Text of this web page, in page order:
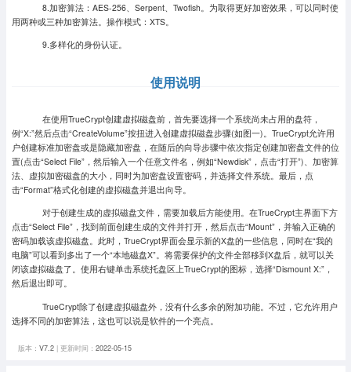
8.加密算法：AES-256、Serpent、Twofish。为取得更好加密效果，可以同时使
用两种或三种加密算法。操作模式：XTS。
9.多样化的身份认证。
使用说明
在使用TrueCrypt创建虚拟磁盘前，首先要选择一个系统尚未占用的盘符，
例“X:”然后点击“CreateVolume”按扭进入创建虚拟磁盘步骤(如图一)。TrueCrypt允许用
户创建标准加密盘或是隐藏加密盘，在随后的向导步骤中依次指定创建加密盘文件的位
置(点击“Select File”，然后输入一个任意文件名，例如“Newdisk”，点击“打开”)、加密算
法、虚拟加密磁盘的大小，同时为加密盘设置密码，并选择文件系统。最后，点
击“Format”格式化创建的虚拟磁盘并退出向导。
对于创建生成的虚拟磁盘文件，需要加载后方能使用。在TrueCrypt主界面下方
点击“Select File”，找到前面创建生成的文件并打开，然后点击“Mount”，并输入正确的
密码加载该虚拟磁盘。此时，TrueCrypt界面会显示新的X盘的一些信息，同时在“我的
电脑”可以看到多出了一个“本地磁盘X”。将需要保护的文件全部移到X盘后，就可以关
闭该虚拟磁盘了。使用右键单击系统托盘区上TrueCrypt的图标，选择“Dismount X:”，
然后退出即可。
TrueCrypt除了创建虚拟磁盘外，没有什么多余的附加功能。不过，它允许用户
选择不同的加密算法，这也可以说是软件的一个亮点。
版本： V7.2| 更新时间： 2022-05-15